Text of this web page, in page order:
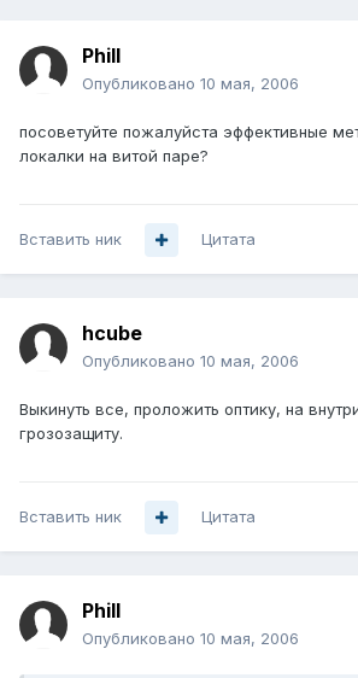
Phill
Опубликовано 10 мая, 2006
посоветуйте пожалуйста эффективные
локалки на витой паре?
Вставить ник Цитата
hcube
Опубликовано 10 мая, 2006
Выкинуть все, проложить оптику, на
грозозащиту.
Вставить ник Цитата
Phill
Опубликовано 10 мая, 2006